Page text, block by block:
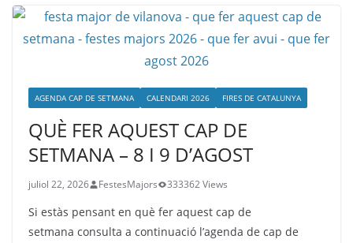
AGENDA CAP DE SETMANA CALENDARI 2026 FIRES DE CATALUNYA
QUÈ FER AQUEST CAP DE
SETMANA – 8 I 9 D’AGOST
juliol 22, 2026 FestesMajors 333362 Views
Si estàs pensant en què fer aquest cap de
setmana consulta a continuació l’agenda de cap de